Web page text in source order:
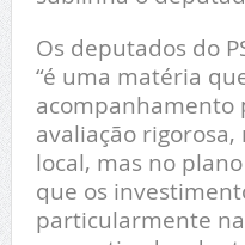
Os deputados do
“é uma matéria
acompanhamento
avaliação
local, mas no
que os
particularmente